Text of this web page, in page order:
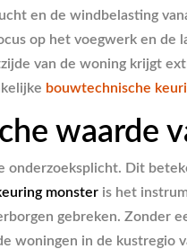
en de windbelasting
op het voegwerk en
van de woning krijgt
bouwtechnische
waarde
Dit
monster is het
gebreken.
woningen in de kustregio